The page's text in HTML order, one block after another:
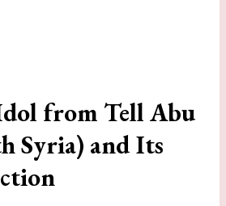
from Tell Abu
Syria) and Its